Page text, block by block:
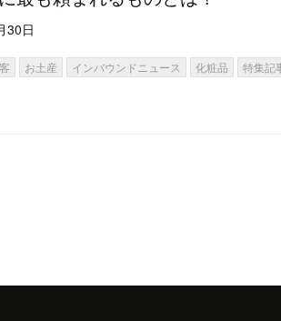
30日
お土産 インバウンドニュース 化粧品
特集記